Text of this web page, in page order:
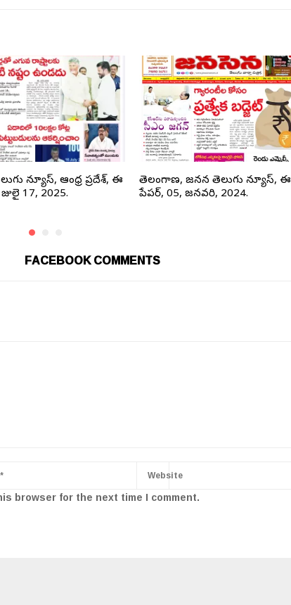
న్యూస్, ఆంధ్ర ప్రదేశ్, ఈ
17, 2025.
తెలంగాణ, జనసేన తెలుగు న్యూస్, ఈ
పేపర్, 05, జనవరి, 2024.
FACEBOOK COMMENTS
browser for the next time I comment.